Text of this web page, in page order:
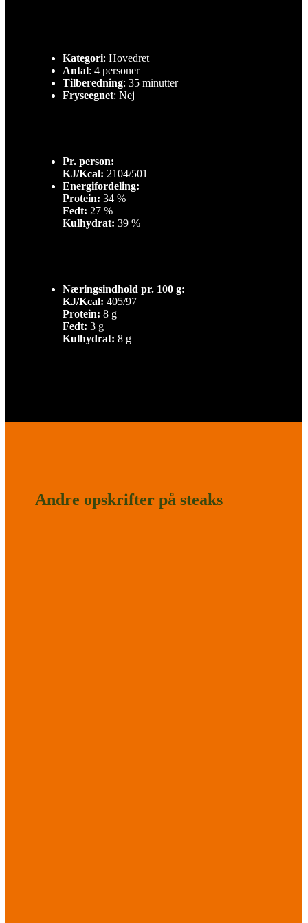
Kategori: Hovedret
Antal: 4 personer
Tilberedning: 35 minutter
Fryseegnet: Nej
Pr. person:
KJ/Kcal: 2104/501
Energifordeling:
Protein: 34 %
Fedt: 27 %
Kulhydrat: 39 %
Næringsindhold pr. 100 g:
KJ/Kcal: 405/97
Protein: 8 g
Fedt: 3 g
Kulhydrat: 8 g
Andre opskrifter på steaks